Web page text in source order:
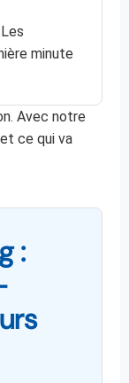
minute
Avec notre
ce qui va
: